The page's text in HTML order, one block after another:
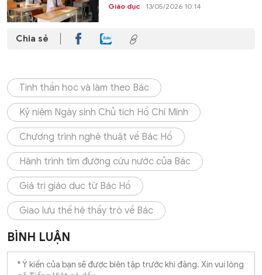
Giáo dục 13/05/2026 10:14
Chia sẻ
Tinh thần học và làm theo Bác
Kỷ niệm Ngày sinh Chủ tịch Hồ Chí Minh
Chương trình nghệ thuật về Bác Hồ
Hành trình tìm đường cứu nước của Bác
Giá trị giáo dục từ Bác Hồ
Giao lưu thế hệ thầy trò về Bác
BÌNH LUẬN